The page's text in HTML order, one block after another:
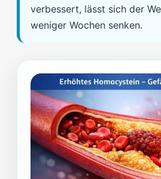
verbessert, lässt sich der
weniger Wochen senken.